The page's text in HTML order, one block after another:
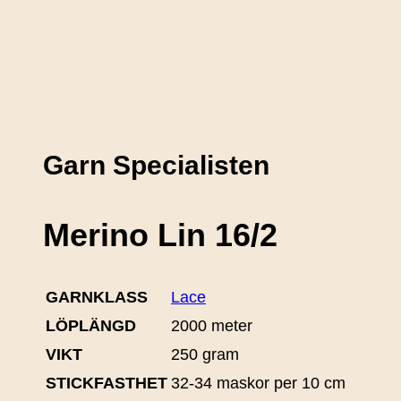
Garn Specialisten
Merino Lin 16/2
GARNKLASS
Lace
LÖPLÄNGD
2000 meter
VIKT
250 gram
STICKFASTHET 32-34 maskor per 10 cm